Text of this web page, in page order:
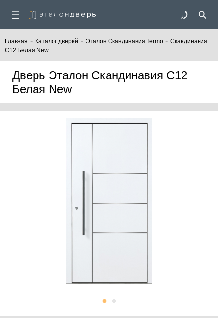
Главная - Каталог дверей - Эталон Скандинавия Termo - Скандинавия
С12 Белая New
Дверь Эталон Скандинавия С12
Белая New